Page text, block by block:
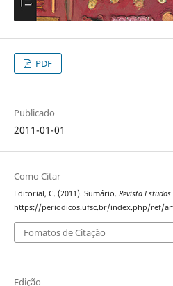
PDF
Publicado
2011-01-01
Como Citar
Editorial, C. (2011). Sumário. Revista
https://periodicos.ufsc.br/index.php/ref/
Fomatos de Citação
Edição